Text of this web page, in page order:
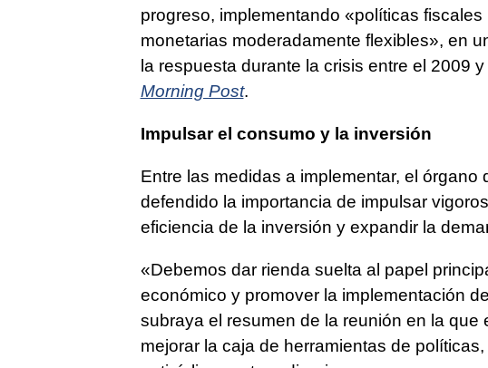
progreso, implementando «políticas
monetarias moderadamente flexibles», en
la respuesta durante la crisis entre el 2009 y
Morning Post.
Impulsar el consumo y la inversión
Entre las medidas a implementar, el
defendido la importancia de impulsar
eficiencia de la inversión y expandir la
«Debemos dar rienda suelta al papel
económico y promover la implementación
subraya el resumen de la reunión en la que
mejorar la caja de herramientas de